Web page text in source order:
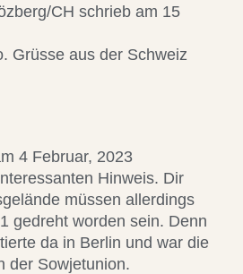
CH schrieb am 15
Grüsse aus der Schweiz
4 Februar, 2023
Hinweis. Dir
müssen allerdings
gedreht worden sein. Denn
da in Berlin und war die
der Sowjetunion.